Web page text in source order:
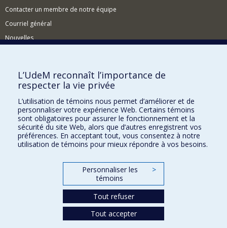
Contacter un membre de notre équipe
Courriel général
Nouvelles
Comment soutenir le CÉRIUM?
BESOIN D'AIDE?
Plan du site
Signaler une erreur
Accessibilité
FACULTÉ DES ARTS ET DES SCIENCES
Nos départements et écoles
L’UdeM reconnaît l’importance de
respecter la vie privée
L’utilisation de témoins nous permet d’améliorer et de
personnaliser votre expérience Web. Certains témoins
sont obligatoires pour assurer le fonctionnement et la
sécurité du site Web, alors que d’autres enregistrent vos
préférences. En acceptant tout, vous consentez à notre
utilisation de témoins pour mieux répondre à vos besoins.
Personnaliser les
témoins
>
Tout refuser
Tout accepter